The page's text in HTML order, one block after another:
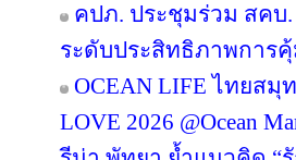
คปภ. ประชุมร่วม สคบ.
ระดับประสิทธิภาพการ
OCEAN LIFE ไทยสมุ
LOVE 2026 @Ocean